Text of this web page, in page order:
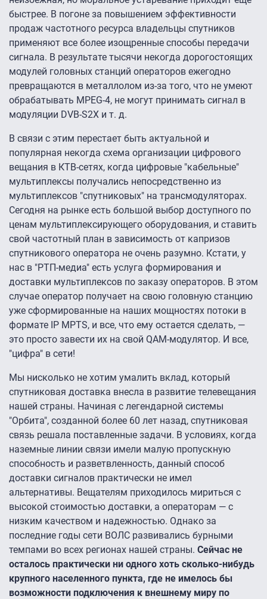
быстрее. В погоне за повышением эффективности
продаж частотного ресурса владельцы спутников
применяют все более изощренные способы передачи
сигнала. В результате тысячи некогда дорогостоящих
модулей головных станций операторов ежегодно
превращаются в металлолом из-за того, что не умеют
обрабатывать MPEG-4, не могут принимать сигнал в
модуляции DVB-S2X и т. д.
В связи с этим перестает быть актуальной и
популярная некогда схема организации цифрового
вещания в КТВ-сетях, когда цифровые "кабельные"
мультиплексы получались непосредственно из
мультиплексов "спутниковых" на трансмодуляторах.
Сегодня на рынке есть большой выбор доступного по
ценам мультиплексирующего оборудования, и ставить
свой частотный план в зависимость от капризов
спутникового оператора не очень разумно. Кстати, у
нас в "РТП-медиа" есть услуга формирования и
доставки мультиплексов по заказу операторов. В этом
случае оператор получает на свою головную станцию
уже сформированные на наших мощностях потоки в
формате IP MPTS, и все, что ему остается сделать, —
это просто завести их на свой QAM-модулятор. И все,
"цифра" в сети!
Мы нисколько не хотим умалить вклад, который
спутниковая доставка внесла в развитие телевещания
нашей страны. Начиная с легендарной системы
"Орбита", созданной более 60 лет назад, спутниковая
связь решала поставленные задачи. В условиях, когда
наземные линии связи имели малую пропускную
способность и разветвленность, данный способ
доставки сигналов практически не имел
альтернативы. Вещателям приходилось мириться с
высокой стоимостью доставки, а операторам — с
низким качеством и надежностью. Однако за
последние годы сети ВОЛС развивались бурными
темпами во всех регионах нашей страны. Сейчас не
осталось практически ни одного хоть сколько-нибудь
крупного населенного пункта, где не имелось бы
возможности подключения к внешнему миру по